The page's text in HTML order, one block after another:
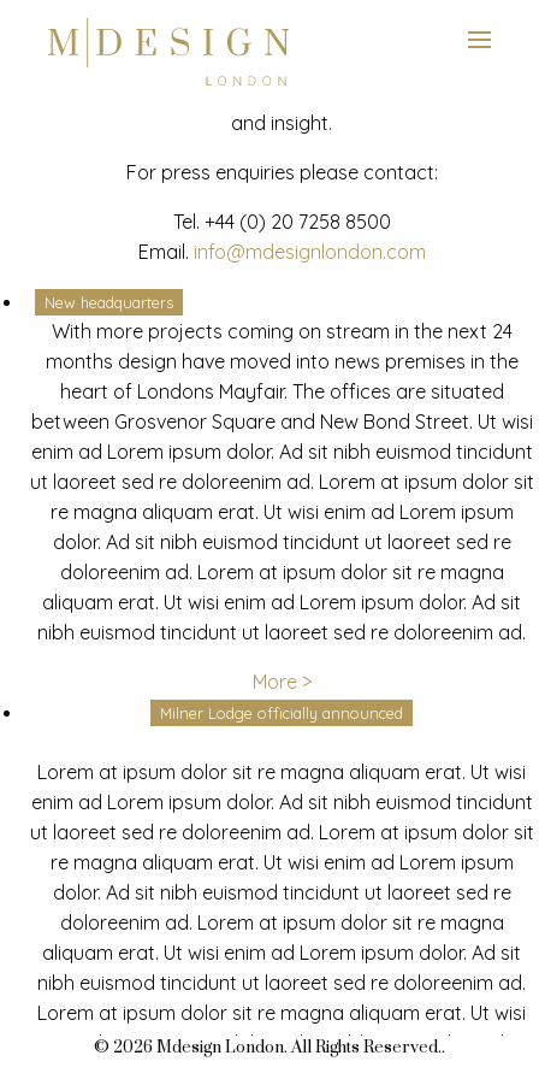
News
Latest mdesign development project and advisory news
and insight.
For press enquiries please contact:
Tel. +44 (0) 20 7258 8500
Email. info@mdesignlondon.com
New headquarters
With more projects coming on stream in the next 24
months design have moved into news premises in the
heart of Londons Mayfair. The offices are situated
between Grosvenor Square and New Bond Street. Ut wisi
enim ad Lorem ipsum dolor. Ad sit nibh euismod tincidunt
ut laoreet sed re doloreenim ad. Lorem at ipsum dolor sit
re magna aliquam erat. Ut wisi enim ad Lorem ipsum
dolor. Ad sit nibh euismod tincidunt ut laoreet sed re
doloreenim ad. Lorem at ipsum dolor sit re magna
aliquam erat. Ut wisi enim ad Lorem ipsum dolor. Ad sit
nibh euismod tincidunt ut laoreet sed re doloreenim ad.
More >
Milner Lodge officially announced
Lorem at ipsum dolor sit re magna aliquam erat. Ut wisi
enim ad Lorem ipsum dolor. Ad sit nibh euismod tincidunt
ut laoreet sed re doloreenim ad. Lorem at ipsum dolor sit
re magna aliquam erat. Ut wisi enim ad Lorem ipsum
dolor. Ad sit nibh euismod tincidunt ut laoreet sed re
doloreenim ad. Lorem at ipsum dolor sit re magna
aliquam erat. Ut wisi enim ad Lorem ipsum dolor. Ad sit
nibh euismod tincidunt ut laoreet sed re doloreenim ad.
Lorem at ipsum dolor sit re magna aliquam erat. Ut wisi
enim ad Lorem ipsum dolor. Ad sit nibh euismod tincidunt
© 2026 Mdesign London. All Rights Reserved..